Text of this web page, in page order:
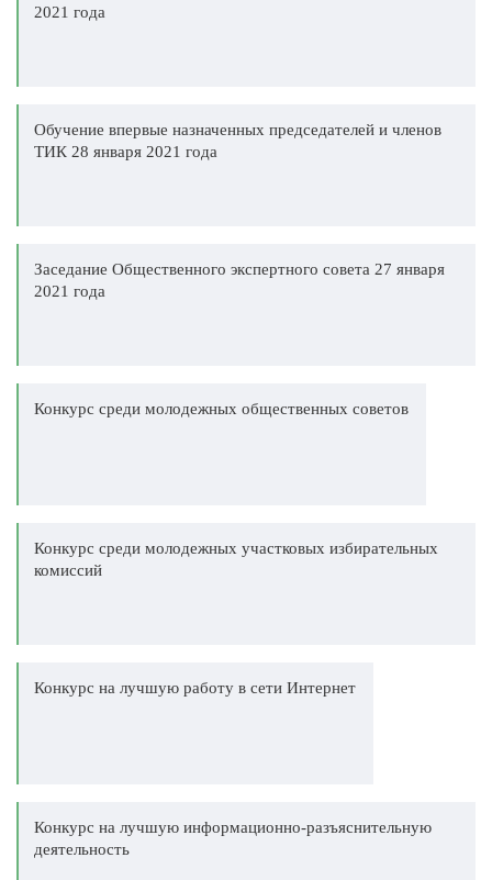
2021 года
Обучение впервые назначенных председателей и членов
ТИК 28 января 2021 года
Заседание Общественного экспертного совета 27 января
2021 года
Конкурс среди молодежных общественных советов
Конкурс среди молодежных участковых избирательных
комиссий
Конкурс на лучшую работу в сети Интернет
Конкурс на лучшую информационно-разъяснительную
деятельность